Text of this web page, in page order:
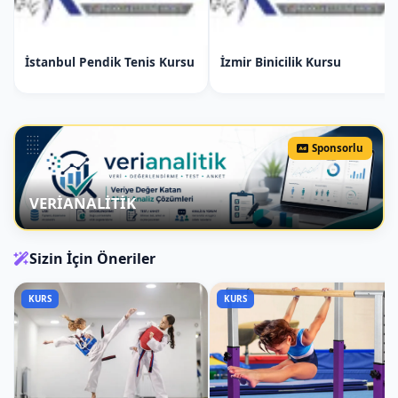
Middle Block: Orta blok.
Temel Duruşlar (Stances):
Fighting Stance: Dövüş duruşu.
Orthodox Stance: Sağ el önde duruş.
Southpaw Stance: Sol el önde duruş.
Temel Atış Teknikleri:
Hammer Fist: Çekiç yumruk.
Spear Hand: Mızrak el.
3. Hafta Adana Kickboks Kursu: Esneklik
ve Güç
İstanbul Pendik Tenis Kursu İzmir Binicilik Kursu
Sponsorlu
VERİANALİTİK
Sizin İçin Öneriler
KURS KURS